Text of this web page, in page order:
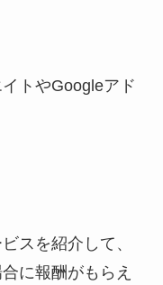
トやGoogleアド
スを紹介して、
に報酬がもらえ